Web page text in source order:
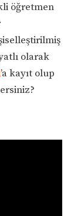
öğretmen
olarak
’a kayıt olup